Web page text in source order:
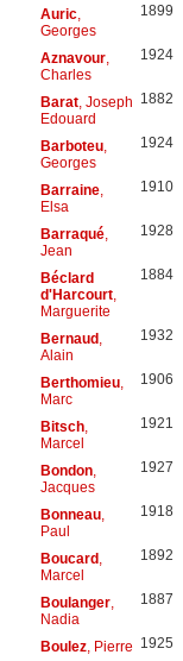
Auric,
Georges
1899
Aznavour,
Charles
1924
Barat, Joseph
Edouard
1882
Barboteu,
Georges
1924
Barraine,
Elsa
1910
Barraqué,
Jean
1928
Béclard
d'Harcourt,
Marguerite
1884
Bernaud,
Alain
1932
Berthomieu,
Marc
1906
Bitsch,
Marcel
1921
Bondon,
Jacques
1927
Bonneau,
Paul
1918
Boucard,
Marcel
1892
Boulanger,
Nadia
1887
Boulez, Pierre 1925